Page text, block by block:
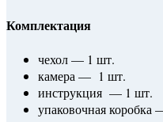
Комплектация
чехол — 1 шт.
камера — 1 шт.
инструкция — 1 шт.
упаковочная коробка